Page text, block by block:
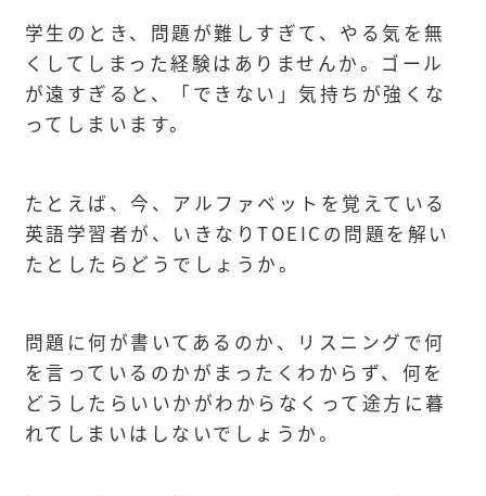
学生のとき、問題が難しすぎて、やる気を無
くしてしまった経験はありませんか。ゴール
が遠すぎると、「できない」気持ちが強くな
ってしまいます。
たとえば、今、アルファベットを覚えている
英語学習者が、いきなりTOEICの問題を解い
たとしたらどうでしょうか。
問題に何が書いてあるのか、リスニングで何
を言っているのかがまったくわからず、何を
どうしたらいいかがわからなくって途方に暮
れてしまいはしないでしょうか。